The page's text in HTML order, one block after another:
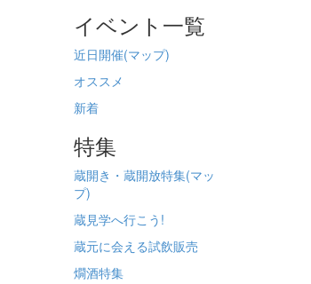
イベント一覧
近日開催(マップ)
オススメ
新着
特集
蔵開き・蔵開放特集(マッ
プ)
蔵見学へ行こう!
蔵元に会える試飲販売
燗酒特集